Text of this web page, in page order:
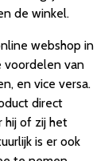
de winkel.
webshop in
voordelen van
en vice versa.
direct
hij of zij het
is er ook